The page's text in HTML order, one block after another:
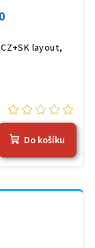
layout,
Do košíku